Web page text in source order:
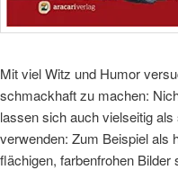
Mit viel Witz und Humor
schmackhaft zu machen:
lassen sich auch vielseitig
verwenden: Zum Beispiel als
flächigen, farbenfrohen